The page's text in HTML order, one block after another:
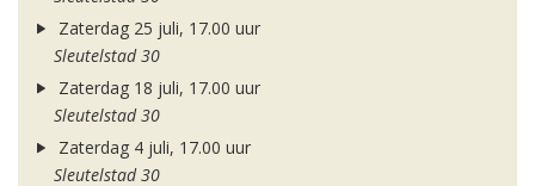
Zaterdag 25 juli, 17.00 uur
Sleutelstad 30
Zaterdag 18 juli, 17.00 uur
Sleutelstad 30
Zaterdag 4 juli, 17.00 uur
Sleutelstad 30